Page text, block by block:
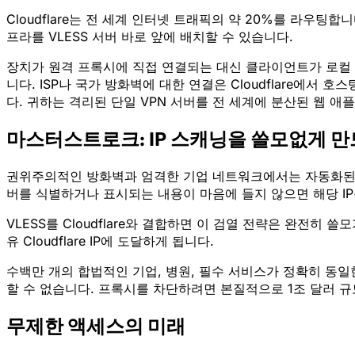
Cloudflare는 전 세계 인터넷 트래픽의 약 20%를 라우팅합
프라를 VLESS 서버 바로 앞에 배치할 수 있습니다.
장치가 원격 프록시에 직접 연결되는 대신 클라이언트가 로
니다. ISP나 국가 방화벽에 대한 연결은 Cloudflare에서 호
다. 귀하는 격리된 단일 VPN 서버를 전 세계에 분산된 웹 애
마스터스트로크: IP 스캐닝을 쓸모없게 만
권위주의적인 방화벽과 엄격한 기업 네트워크에서는 자동
버를 식별하거나 표시되는 내용이 마음에 들지 않으면 해당
VLESS를 Cloudflare와 결합하면 이 검열 전략은 완전히 쓸
유 Cloudflare IP에 도달하게 됩니다.
수백만 개의 합법적인 기업, 병원, 필수 서비스가 정확히 동
할 수 없습니다. 프록시를 차단하려면 본질적으로 1조 달러
무제한 액세스의 미래